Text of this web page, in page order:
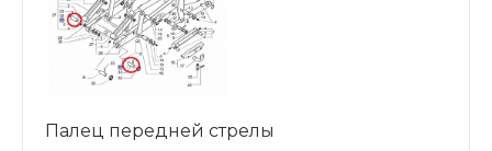
Палец передней стрелы